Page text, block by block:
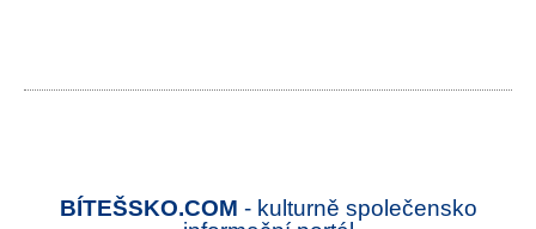
BÍTEŠSKO.COM - kulturně společensko